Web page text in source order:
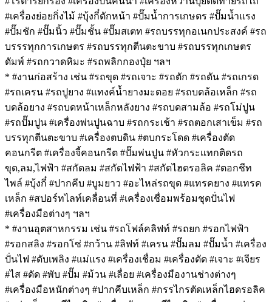
#เครื่องย่อยกิ่งไม้ #บุ้งกี๋ตักหน้า #ปั๊มน้ำการเกษตร #ปั๊มน้ำแรง
#ปั๊มชัก #ปั๊มนิ้ว #ปั๊มชั้น #ปั๊มสเตท #รถบรรทุกอเนกประสงค์ #รถ
บรรรทุกการเกษตร #รถบรรทุกตีนตะขาบ #รถบรรทุกเกษตร
ดัมพ์ #รถกวาดหิมะ #รถพลิกกองปุ๋ย ฯลฯ
* #งานก่อสร้าง เช่น #รถขุด #รถเจาะ #รถตัก #รถดัน #รถเกรด
#รถเครน #รถปูยาง #แทงค์น้ำยางมะตอย #รถบดล้อเหล็ก #รถ
บดล้อยาง #รถบดหน้าเหล็กหลังยาง #รถบดสามล้อ #รถโม่ปูน
#รถปั๊มปูน #เครื่องพ่นปูนฉาบ #รถกระเช้า #รถตอกเสาเข็ม #รถ
บรรทุกตีนตะขาบ #เครื่องตบดิน #ตบกระโดด #เครื่องตัด
คอนกรีต #เครื่องจี้คอนกรีต #ปั๊มพ่นปูน #หัวกระแทกติดรถ
ขุด,ลม,ไฟฟ้า #สกัดลม #สกัดไฟฟ้า #สกัดไฮดรอลิค #ตอกชีท
ไพล์ #บุ้งกี๋ #ปากคีบ #บูมยาว #อะไหล่รถขุด #แทรคยาง #แทรค
เหล็ก #สปอร์ทไลท์เคลื่อนที่ #เครื่องเชื่อมพร้อมชุดปั่นไฟ
#เครื่องมือต่างๆ ฯลฯ
* #งานอุตสาหกรรม เช่น #รถโฟล์คลิฟท์ #รถยก #รอกไฟฟ้า
#รอกสลิง #รอกโซ่ #กว้าน #ลิฟท์ #เครน #ปั๊มลม #ปั๊มน้ำ #เครื่อง
ปั่นไฟ #ดับเพลิง #แม่แรง #เครื่องเชื่อม #เครื่องตัด #เจาะ #เจียร
#ไส #ดัด #พับ #ปั๊ม #ม้วน #เลื่อย #เครื่องมืองานช่างต่างๆ
#เครื่องมือหนักต่างๆ #ปากคีบเหล็ก #กรรไกรตัดเหล็กไฮดรอลิค